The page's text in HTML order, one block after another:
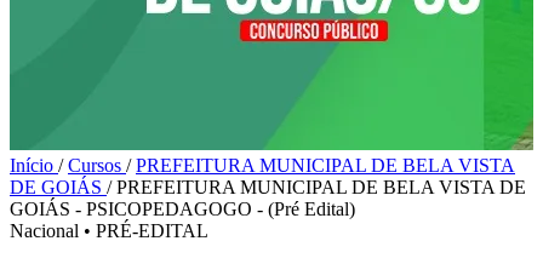
Início / Cursos / PREFEITURA MUNICIPAL DE BELA VISTA
DE GOIÁS / PREFEITURA MUNICIPAL DE BELA VISTA DE
GOIÁS - PSICOPEDAGOGO - (Pré Edital)
Nacional • PRÉ-EDITAL